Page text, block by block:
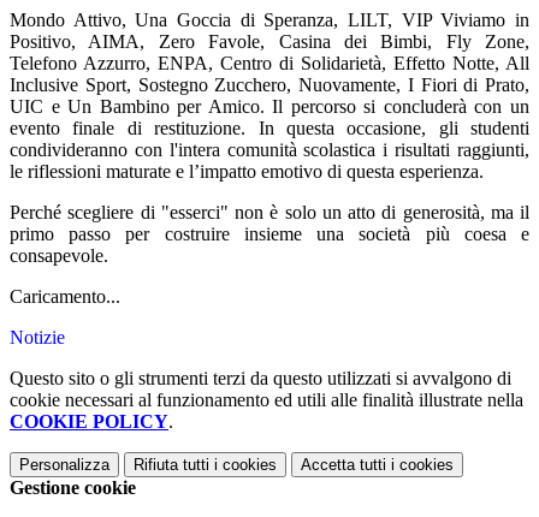
Mondo Attivo, Una Goccia di Speranza, LILT, VIP Viviamo in
Positivo, AIMA, Zero Favole, Casina dei Bimbi, Fly Zone,
Telefono Azzurro, ENPA, Centro di Solidarietà, Effetto Notte, All
Inclusive Sport, Sostegno Zucchero, Nuovamente, I Fiori di Prato,
UIC e Un Bambino per Amico. Il percorso si concluderà con un
evento finale di restituzione. In questa occasione, gli studenti
condivideranno con l'intera comunità scolastica i risultati raggiunti,
le riflessioni maturate e l’impatto emotivo di questa esperienza.
Perché scegliere di "esserci" non è solo un atto di generosità, ma il
primo passo per costruire insieme una società più coesa e
consapevole.
Caricamento...
Notizie
Questo sito o gli strumenti terzi da questo utilizzati si avvalgono di
cookie necessari al funzionamento ed utili alle finalità illustrate nella
COOKIE POLICY.
Personalizza Rifiuta tutti i cookies Accetta tutti i cookies
Gestione cookie